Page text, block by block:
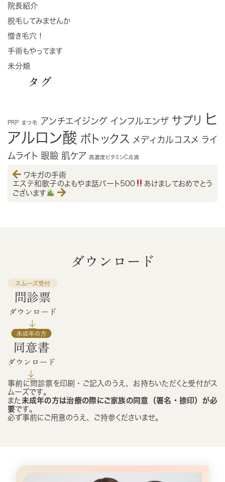
院長紹介
脱毛してみませんか
憎き毛穴！
手術もやってます
未分類
タグ
PRP まつ毛 アンチエイジング インフルエンザ サプリ ヒ
アルロン酸 ボトックス メディカルコスメ ライ
ムライト 眼瞼 肌ケア 高濃度ビタミンC点滴
ワキガの手術
エステ和歌子のよもやま話パート500
あけましておめでとう
ございます
ダウンロード
事前に問診票を印刷・ご記入のうえ、お持ちいただくと受付がス
ムーズです。
また 未成年の方は治療の際にご家族の同意（署名・捺印）が必
要です。
必ず事前にご用意のうえ、ご持参くださいませ。